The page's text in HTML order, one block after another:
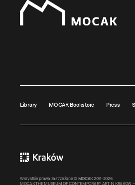
Library MOCAK Bookstore Press
Wszystkie prawa zastrzeżone © MOCAK 2011-2026
MOCAK THE MUSEUM OF CONTEMPORARY ART IN KRAKOW